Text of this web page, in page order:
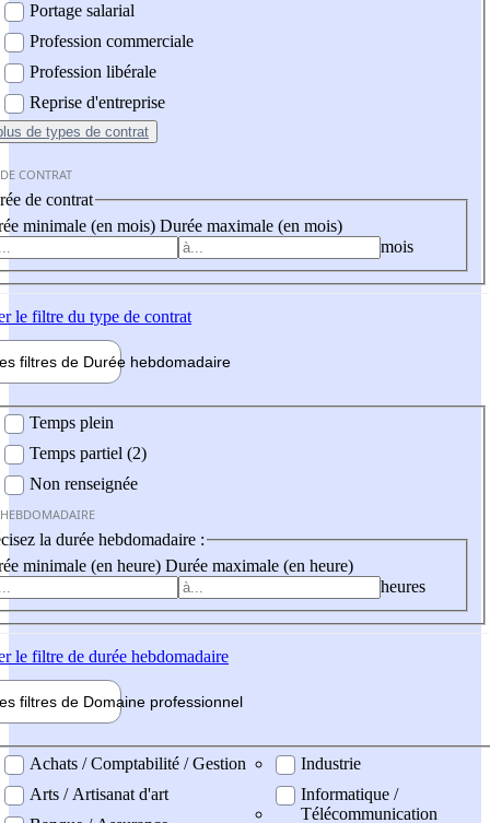
Portage salarial
Profession commerciale
Profession libérale
Reprise d'entreprise
de types de contrat
CONTRAT
de contrat
minimale (en mois) Durée maximale (en mois)
mois
le filtre du type de contrat
filtres de Durée hebdomadaire
Temps plein
Temps partiel (2)
Non renseignée
la durée hebdomadaire :
minimale (en heure) Durée maximale (en heure)
heures
le filtre de durée hebdomadaire
filtres de Domaine professionnel
professionel
Achats / Comptabilité / Gestion
Arts / Artisanat d'art
Industrie
Informatique /
Télécommunication